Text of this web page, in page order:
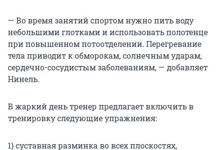
— Во время занятий спортом нужно пить воду
небольшими глотками и использовать полотенце
при повышенном потоотделении. Перегревание
тела приводит к обморокам, солнечным ударам,
сердечно-сосудистым заболеваниям, — добавляет
Нинель.
В жаркий день тренер предлагает включить в
тренировку следующие упражнения:
1) суставная разминка во всех плоскостях,